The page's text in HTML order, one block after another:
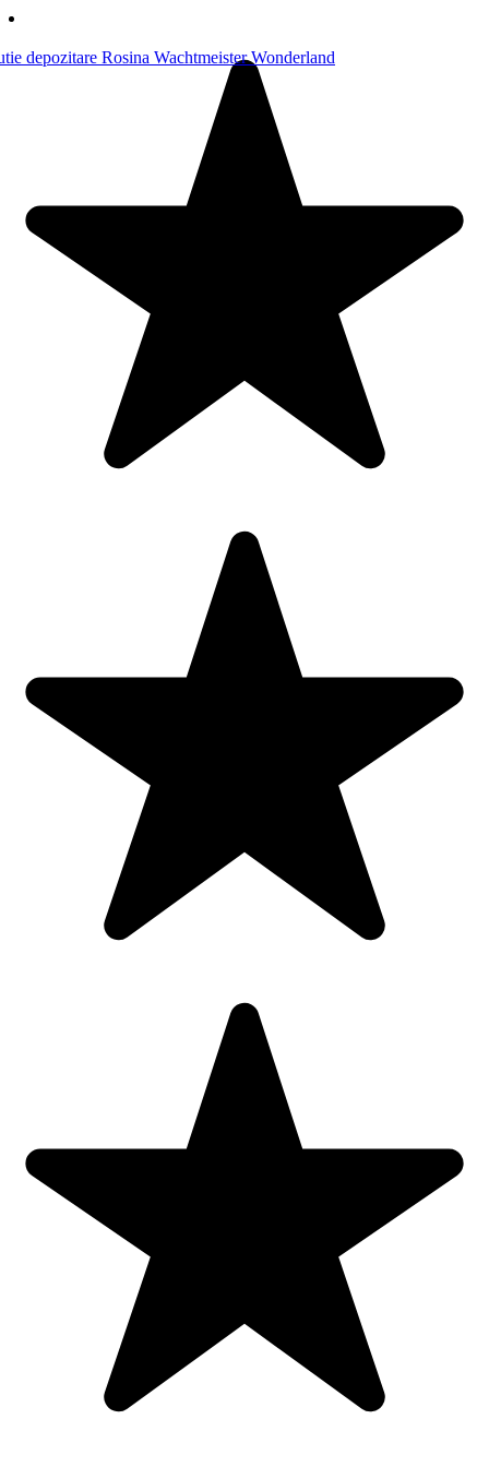
MOD DE INTRETINERE
Lenjeriile se pot spala la 30 grade, se calca cu fierul de calcat la
temperatura medie. Nu folositi inalbitor numai la materialele de
culoare alba. Materialele din care sunt confectionate aceste lenjerii
sunt de cea mai buna calitate, certificat pentru copii sub 3 ani – Öko-
In concluzie, alegerea unei lenjerii din bumbac pentru patutul
bebelusului este o decizie inteleapta din punct de vedere al
confortului, sigurantei si sanatatii acestuia. Bumbacul este un
material natural, hipoalergenic si respirabil, care contribuie la crearea
unui mediu de somn sanatos si placut pentru micutul tau.